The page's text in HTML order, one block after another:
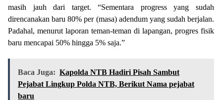
masih jauh dari target. “Sementara progress yang sudah
direncanakan baru 80% per (masa) adendum yang sudah berjalan.
Padahal, menurut laporan teman-teman di lapangan, progres fisik
baru mencapai 50% hingga 5% saja.”
Baca Juga: Kapolda NTB Hadiri Pisah Sambut
Pejabat Lingkup Polda NTB, Berikut Nama pejabat
baru